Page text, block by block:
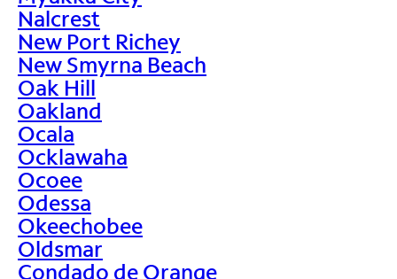
Nalcrest
New Port Richey
New Smyrna Beach
Oak Hill
Oakland
Ocala
Ocklawaha
Ocoee
Odessa
Okeechobee
Oldsmar
Condado de Orange